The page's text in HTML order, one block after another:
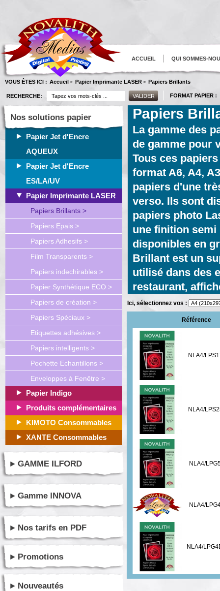
ACCUEIL QUI SOMMES-
VOUS ÊTES ICI : Accueil » Papier Imprimante LASER » Papiers Brillants
RECHERCHE: FORMAT PAPIER :
Nos solutions papier
Papier Jet d'Encre
AQUEUX
Papier Jet d'Encre
ES/LA/UV
Papier Imprimante LASER
Papiers Brillants >
Papiers Epais >
Papiers Adhesifs >
Film Transparents >
Papiers indechirables >
Papier Synthétique ECO >
Papiers de création >
Papiers Spéciaux >
Etiquettes adhésives >
Papiers intelligents >
Pochette Echantillons >
Enveloppes à Fenêtre >
Papier Indigo
Produits complémentaires
KIMOTO Consommables
XANTE Consommables
GAMME ILFORD
Gamme INNOVA
Nos tarifs en PDF
Promotions
Nouveautés
Papiers
La gamme des
de gamme pour
Tous ces
format A6, A4,
papiers d'une
verso. Ils sont
papiers photo
une finition
disponibles en
Brillant est un
utilisé dans des
restaurant,
Ici, sélectionnez vos :
Référence
NLA4/
NLA4/
NLA4/
NLA4/
NLA4/